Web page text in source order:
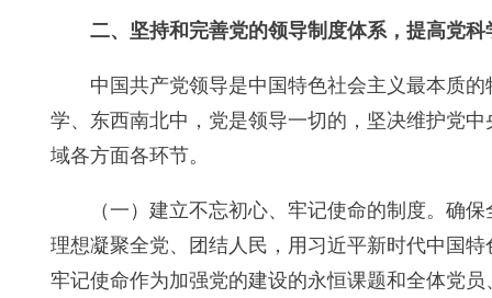
二、坚持和完善党的领导制度体系，提高党
中国共产党领导是中国特色社会主义最本质
学、东西南北中，党是领导一切的，坚决维护党
域各方面各环节。
（一）建立不忘初心、牢记使命的制度。确
理想凝聚全党、团结人民，用习近平新时代中国
牢记使命作为加强党的建设的永恒课题和全体党